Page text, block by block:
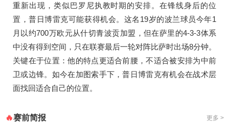
重新出现，类似巴罗尼执教时期的安排。在锋线身后的位
置，普日博雷克可能获得机会。这名19岁的波兰球员今年1
月以约700万欧元从什切青波贡加盟，但在萨里的4-3-3体系
中没有得到空间，只在联赛最后一轮对阵比萨时出场8分钟。
关键在于位置：他的特点更适合前腰，不适合被安排为中前
卫或边锋。如今在加图索手下，普日博雷克有机会在战术层
面找回适合自己的位置。
🔥赛前简报 更多 >